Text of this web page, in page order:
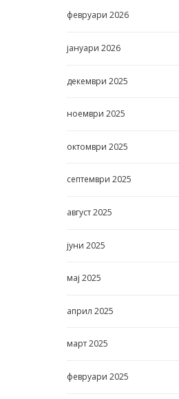
февруари 2026
јануари 2026
декември 2025
ноември 2025
октомври 2025
септември 2025
август2025
јуни 2025
мај 2025
април 2025
март2025
февруари 2025